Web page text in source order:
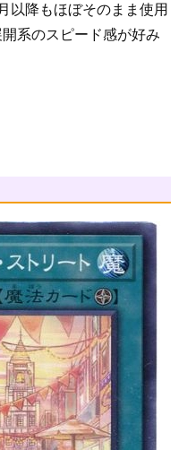
以降もほぼそのまま使用
系のスピード感が好み